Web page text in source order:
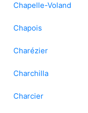
Chapelle-Voland
Chapois
Charézier
Charchilla
Charcier